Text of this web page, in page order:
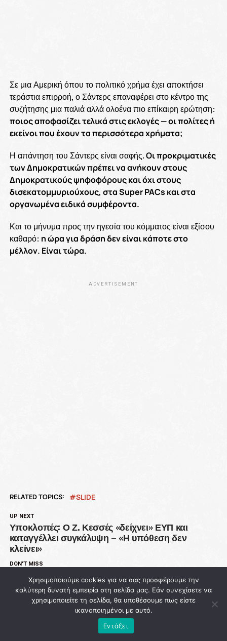
Σε μια Αμερική όπου το πολιτικό χρήμα έχει αποκτήσει
τεράστια επιρροή, ο Σάντερς επαναφέρει στο κέντρο της
συζήτησης μια παλιά αλλά ολοένα πιο επίκαιρη ερώτηση:
ποιος αποφασίζει τελικά στις εκλογές — οι πολίτες ή
εκείνοι που έχουν τα περισσότερα χρήματα;
Η απάντηση του Σάντερς είναι σαφής.Οι προκριματικές
των Δημοκρατικών πρέπει να ανήκουν στους
Δημοκρατικούς ψηφοφόρους και όχι στους
δισεκατομμυριούχους, στα Super PACs και στα
οργανωμένα ειδικά συμφέροντα.
Και το μήνυμα προς την ηγεσία του κόμματος είναι εξίσου
καθαρό: η ώρα για δράση δεν είναι κάποτε στο
μέλλον. Είναι τώρα.
ADVERTISEMENT
RELATED TOPICS: SLIDE
UP NEXT
Υποκλοπές: Ο Ζ. Κεσσές «δείχνει» ΕΥΠ και
καταγγέλλει συγκάλυψη – «Η υπόθεση δεν
κλείνει»
DON'T MISS
Άντι Μπέρναμ: «Αν είναι πρόβλημα για εσένα,
είναι πρόβλημα και για εμάς» – Η πολιτική που
ξεκινά από τις καθημερινές αδικίες
NEWSROOM
Χρησιμοποιούμε cookies για να σας προσφέρουμε την
καλύτερη δυνατή εμπειρία στη σελίδα μας. Εάν συνεχίσετε να
χρησιμοποιείτε τη σελίδα, θα υποθέσουμε πως είστε
ικανοποιημένοι με αυτό.
Εντάξει